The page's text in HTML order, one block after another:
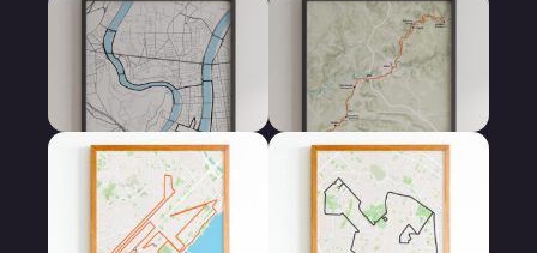
Affiche 10 km Affiche 100 km